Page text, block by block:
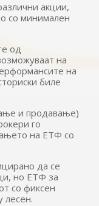
акции,
со минимален
од
на
на
биле
и продавање)
го
на ЕТФ со
да се
но ЕТФ за
со фиксен
лесен.